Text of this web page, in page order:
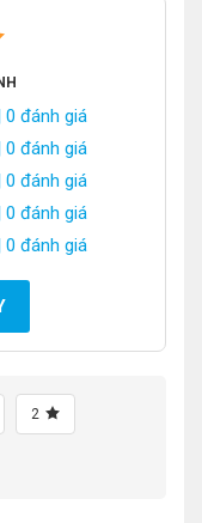
| 0 đánh giá
| 0 đánh giá
| 0 đánh giá
| 0 đánh giá
| 0 đánh giá
2